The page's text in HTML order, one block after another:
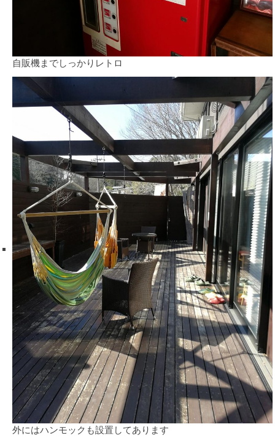
自販機までしっかりレトロ
外にはハンモックも設置してあります